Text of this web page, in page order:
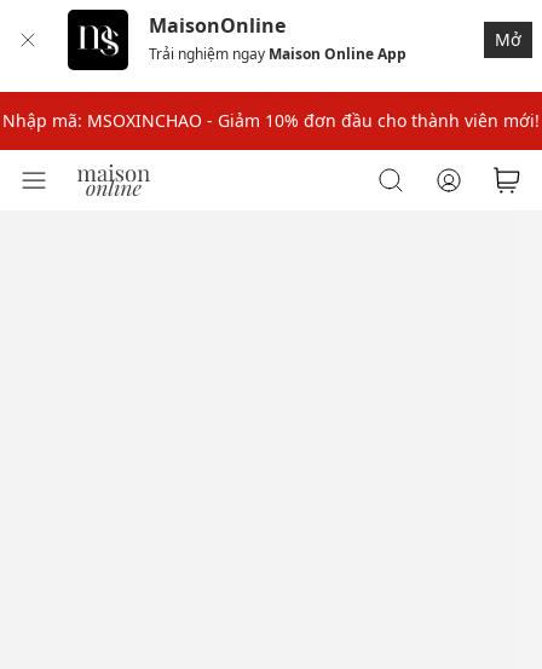
MaisonOnline
Trải nghiệm ngay Maison Online App
Mở
Nhập mã: MSOXINCHAO - Giảm 10% đơn đầu cho thành viên mới!
Nhập mã MSOPAY100: giảm ngay 10% khi thanh toán trực tuyến
Nhập mã MSOPAY100: giảm ngay 10% khi thanh toán trực tuyến
Nhập mã: MSOXINCHAO - Giảm 10% đơn đầu cho thành viên mới!